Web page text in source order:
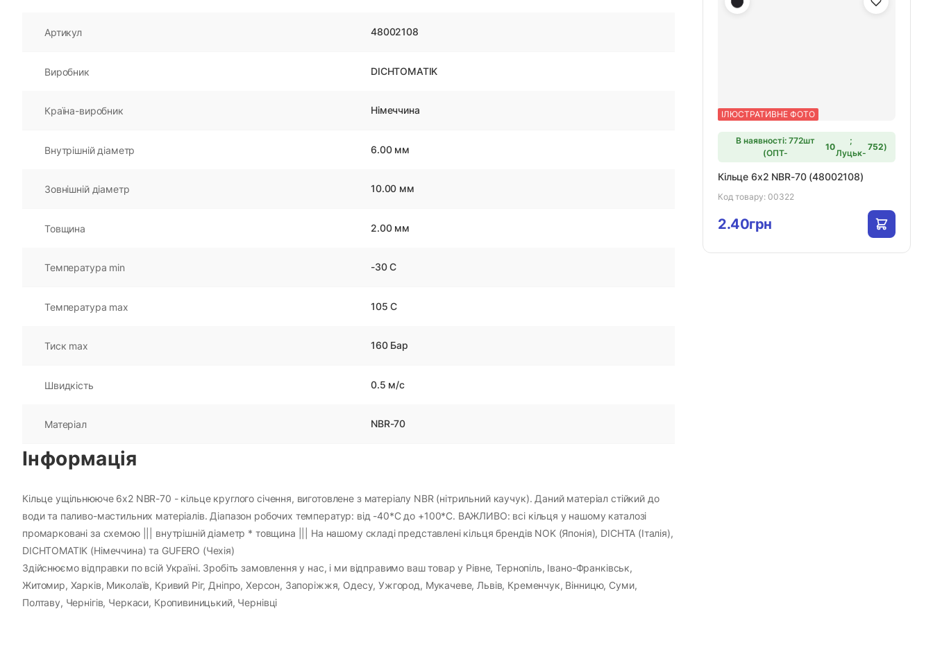
Артикул 48002108
Виробник DICHTOMATIK
Країна-виробник Німеччина
Внутрішній діаметр 6.00 мм
Зовнішній діаметр 10.00 мм
Товщина 2.00 мм
Температура min -30 С
Температура max 105 С
Тиск max 160 Бар
Швидкість 0.5 м/с
Матеріал NBR-70
Інформація
Кільце ущільнююче 6х2 NBR-70 - кільце круглого січення, виготовлене з матеріалу NBR (нітрильний каучук). Даний матеріал стійкий до
води та паливо-мастильних матеріалів. Діапазон робочих температур: від -40*С до +100*С. ВАЖЛИВО: всі кільця у нашому каталозі
промарковані за схемою ||| внутрішній діаметр * товщина ||| На нашому складі представлені кільця брендів NOK (Японія), DICHTA (Італія),
DICHTOMATIK (Німеччина) та GUFERO (Чехія)
Здійснюємо відправки по всій Україні. Зробіть замовлення у нас, і ми відправимо ваш товар у Рівне, Тернопіль, Івано-Франківськ,
Житомир, Харків, Миколаїв, Кривий Ріг, Дніпро, Херсон, Запоріжжя, Одесу, Ужгород, Мукачеве, Львів, Кременчук, Вінницю, Суми,
Полтаву, Чернігів, Черкаси, Кропивиницький, Чернівці
ІЛЮСТРАТИВНЕ ФОТО
В наявності: 772шт
(ОПТ-
10
;
Луцьк-
752)
Кільце 6х2 NBR-70 (48002108)
Код товару: 00322
2.40грн